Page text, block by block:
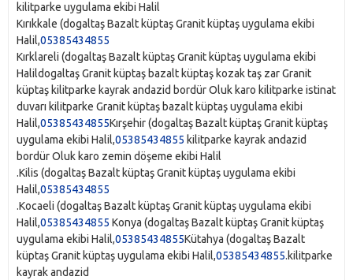
kilitparke uygulama ekibi Halil
Kırıkkale‎ (dogaltaş Bazalt küptaş Granit küptaş uygulama ekibi
Halil,05385434855
Kırklareli‎ (dogaltaş Bazalt küptaş Granit küptaş uygulama ekibi
Halildogaltaş Granit küptaş bazalt küptaş kozak taş zar Granit
küptaş kilitparke kayrak andazid bordür Oluk karo kilitparke istinat
duvarı kilitparke Granit küptaş bazalt küptaş uygulama ekibi
Halil,05385434855Kırşehir‎ (dogaltaş Bazalt küptaş Granit küptaş
uygulama ekibi Halil,05385434855 kilitparke kayrak andazid
bordür Oluk karo zemin döşeme ekibi Halil
.Kilis‎ (dogaltaş Bazalt küptaş Granit küptaş uygulama ekibi
Halil,05385434855
.Kocaeli‎ (dogaltaş Bazalt küptaş Granit küptaş uygulama ekibi
Halil,05385434855 Konya‎ (dogaltaş Bazalt küptaş Granit küptaş
uygulama ekibi Halil,05385434855Kütahya‎ (dogaltaş Bazalt
küptaş Granit küptaş uygulama ekibi Halil,05385434855.kilitparke
kayrak andazid